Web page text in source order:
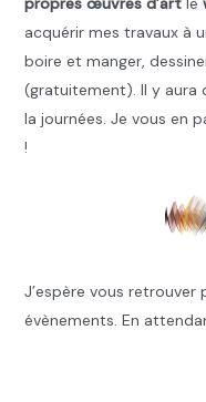
acquérir mes travaux à
boire et manger,
(gratuitement). Il y
la journées. Je vous en
!
J’espère vous
évènements. En